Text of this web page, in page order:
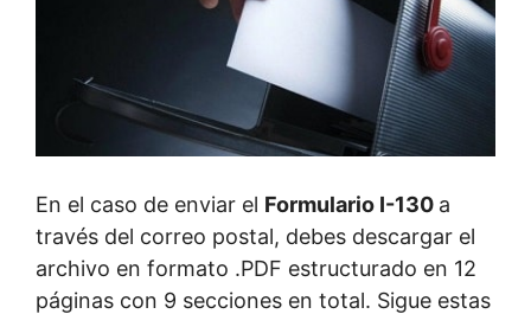
En el caso de enviar el Formulario I-130 a
través del correo postal, debes descargar el
archivo en formato .PDF estructurado en 12
páginas con 9 secciones en total. Sigue estas